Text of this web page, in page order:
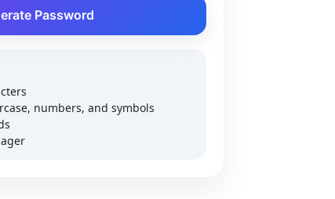
Password
numbers, and symbols